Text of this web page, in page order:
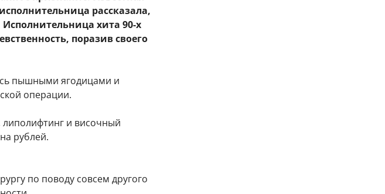
рассказала,
хита 90-х
поразив своего
пышными ягодицами и
операции.
и височный
рублей.
по поводу совсем другого